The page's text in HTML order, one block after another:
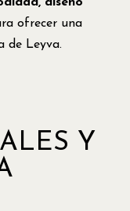
ofrecer una
de Leyva.
Y